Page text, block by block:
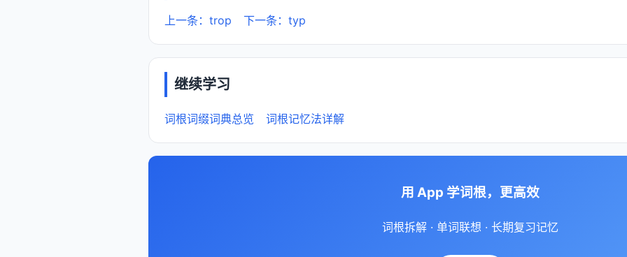
上一条：trop 下一条：typ
继续学习
词根词缀词典总览 词根记忆法详解
用 App 学词根，更高效
词根拆解 · 单词联想 · 长期复习记忆